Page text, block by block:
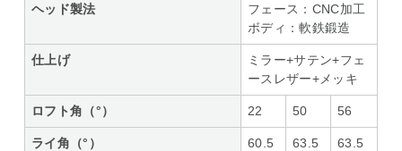
ヘッド製法
フェース：CNC加工
ボディ：軟鉄鍛造
仕上げ
ミラー+サテン+フェ
ースレザー+メッキ
ロフト角（°） 22 50 56
ライ角（°） 60.5 63.5 63.5